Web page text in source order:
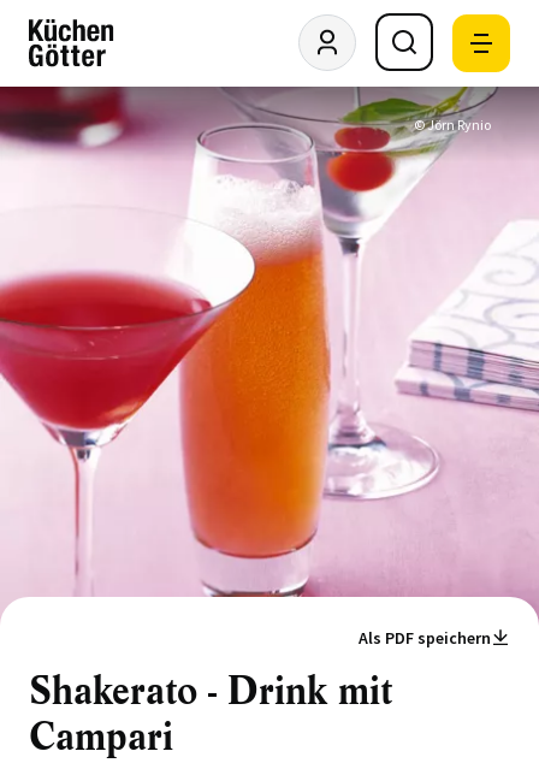
© Jörn Rynio
Als PDF speichern
Shakerato - Drink mit
Campari